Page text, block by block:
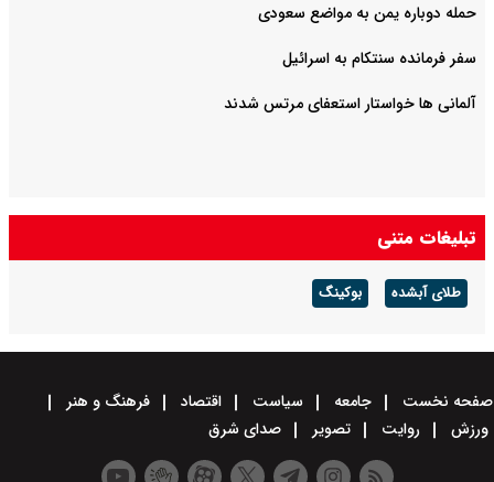
حمله دوباره یمن به مواضع سعودی
سفر فرمانده سنتکام به اسرائیل
آلمانی ها خواستار استعفای مرتس شدند
تبلیغات متنی
طلای آبشده بوکینگ
صفحه نخست جامعه سیاست اقتصاد
فرهنگ و هنر
ورزش
روایت تصویر صدای شرق